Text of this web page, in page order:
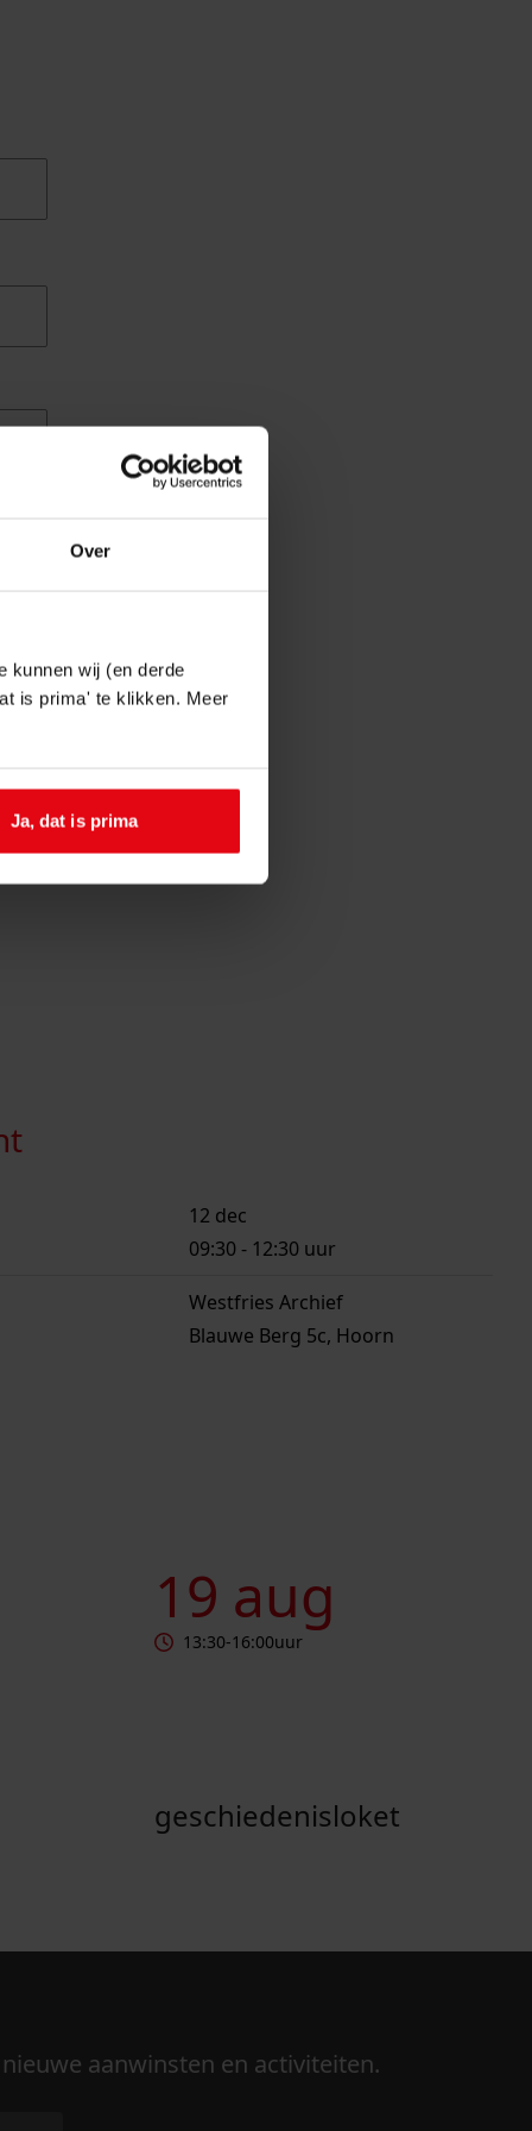
Over
kunnen wij (en derde
is prima' te klikken. Meer
Ja, dat is prima
12 dec
09:30 - 12:30 uur
Westfries Archief
Blauwe Berg 5c, Hoorn
19 aug
13:30-16:00uur
geschiedenisloket
aanwinsten en activiteiten.